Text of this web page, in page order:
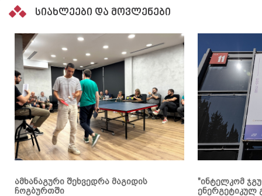
სიახლეები და მოვლენები
ამხანაგური შეხვედრა მაგიდის
ჩოგბურთში
"ინტელკომ
ენერგეტიკულ